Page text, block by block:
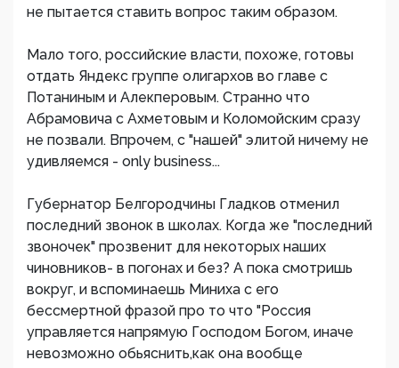
не пытается ставить вопрос таким образом.
Мало того, российские власти, похоже, готовы
отдать Яндекс группе олигархов во главе с
Потаниным и Алекперовым. Странно что
Абрамовича с Ахметовым и Коломойским сразу
не позвали. Впрочем, с "нашей" элитой ничему не
удивляемся - only business...
Губернатор Белгородчины Гладков отменил
последний звонок в школах. Когда же "последний
звоночек" прозвенит для некоторых наших
чиновников- в погонах и без? А пока смотришь
вокруг, и вспоминаешь Миниха с его
бессмертной фразой про то что "Россия
управляется напрямую Господом Богом, иначе
невозможно обьяснить,как она вообще